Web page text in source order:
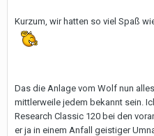
Kurzum, wir hatten so viel Spaß
Das die Anlage vom Wolf nun
mittlerweile jedem bekannt sein.
Research Classic 120 bei den
er ja in einem Anfall geistiger